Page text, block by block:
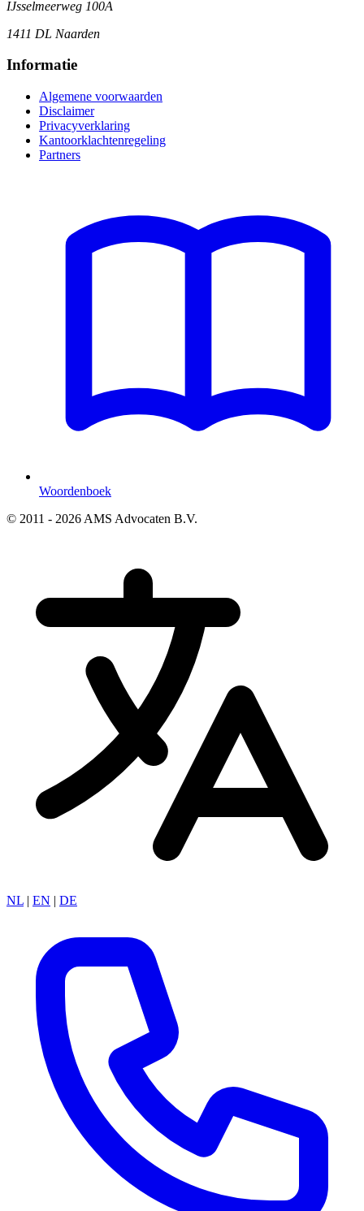
IJsselmeerweg 100A
1411 DL Naarden
Informatie
Algemene voorwaarden
Disclaimer
Privacyverklaring
Kantoorklachtenregeling
Partners
Woordenboek
© 2011 - 2026 AMS Advocaten B.V.
NL | EN | DE